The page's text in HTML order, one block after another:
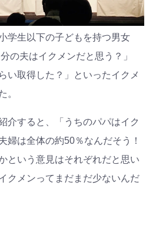
学生以下の子どもを持つ男女
の夫はイクメンだと思う？」
い取得した？」といったイクメ
。
介すると、「うちのパパはイク
婦は全体の約50％なんだそう！
という意見はそれぞれだと思い
クメンってまだまだ少ないんだ